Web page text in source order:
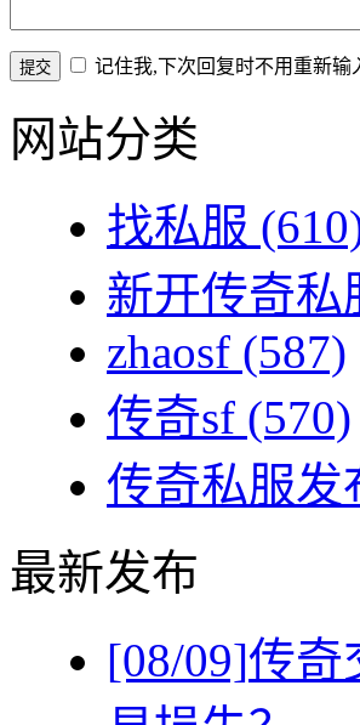
记住我,下次回复时不用重新输
网站分类
找私服
新开传奇私
zhaosf (587)
传奇sf (570)
传奇私服发
最新发布
[08/09]传奇